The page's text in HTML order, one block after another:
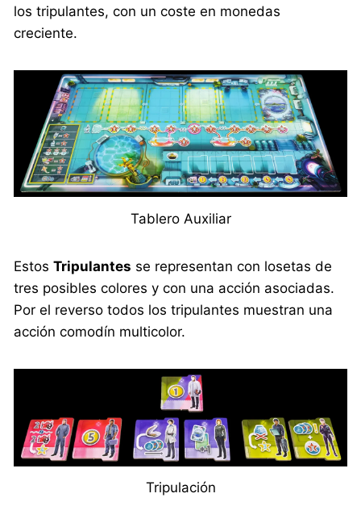
los tripulantes, con un coste en monedas
creciente.
Tablero Auxiliar
EstosTripulantes se representan con losetas de
tres posibles colores y con una acción asociadas.
Por el reverso todos los tripulantes muestran una
acción comodín multicolor.
Tripulación